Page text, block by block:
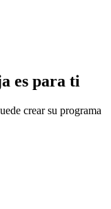
es para ti
crear su programa